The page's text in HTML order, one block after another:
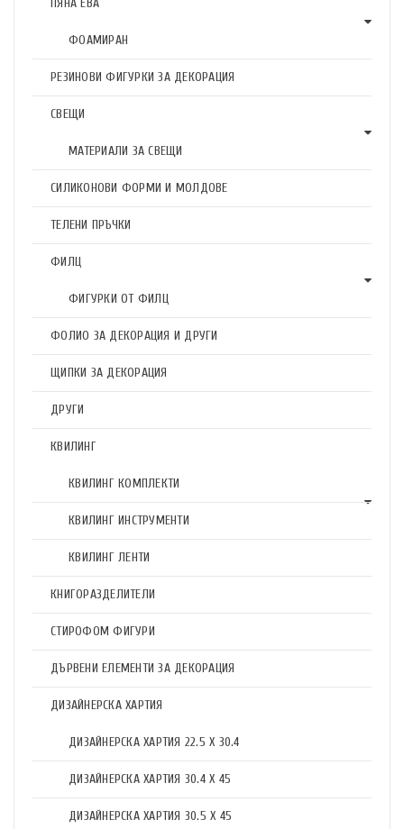
ПЯНА ЕВА
ФОАМИРАН
РЕЗИНОВИ ФИГУРКИ ЗА ДЕКОРАЦИЯ
СВЕЩИ
МАТЕРИАЛИ ЗА СВЕЩИ
СИЛИКОНОВИ ФОРМИ И МОЛДОВЕ
ТЕЛЕНИ ПРЪЧКИ
ФИЛЦ
ФИГУРКИ ОТ ФИЛЦ
ФОЛИО ЗА ДЕКОРАЦИЯ И ДРУГИ
ЩИПКИ ЗА ДЕКОРАЦИЯ
ДРУГИ
КВИЛИНГ
КВИЛИНГ КОМПЛЕКТИ
КВИЛИНГ ИНСТРУМЕНТИ
КВИЛИНГ ЛЕНТИ
КНИГОРАЗДЕЛИТЕЛИ
СТИРОФОМ ФИГУРИ
ДЪРВЕНИ ЕЛЕМЕНТИ ЗА ДЕКОРАЦИЯ
ДИЗАЙНЕРСКА ХАРТИЯ
ДИЗАЙНЕРСКА ХАРТИЯ 22.5 X 30.4
ДИЗАЙНЕРСКА ХАРТИЯ 30.4 X 45
ДИЗАЙНЕРСКА ХАРТИЯ 30.5 X 45